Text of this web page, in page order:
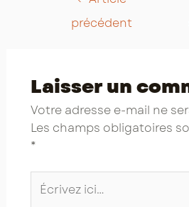
précédent
Laisser un
Votre adresse e-mail ne
Les champs obligatoires
*
Écrivez
ici…